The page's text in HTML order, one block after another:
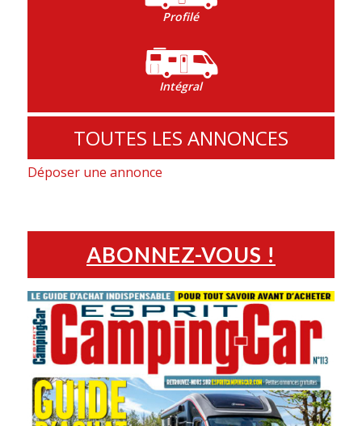
Profilé
Intégral
TOUTES LES ANNONCES
Déposer une annonce
ABONNEZ-VOUS !